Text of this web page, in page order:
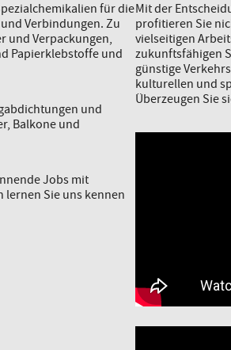
für die
Verbindungen. Zu
und Verpackungen,
Papierklebstoffe und
und
Balkone und
Jobs mit
lernen Sie uns kennen
Mit der
profitieren Sie
vielseitigen
zukunftsfähigen
günstige
kulturellen und
Überzeugen Sie